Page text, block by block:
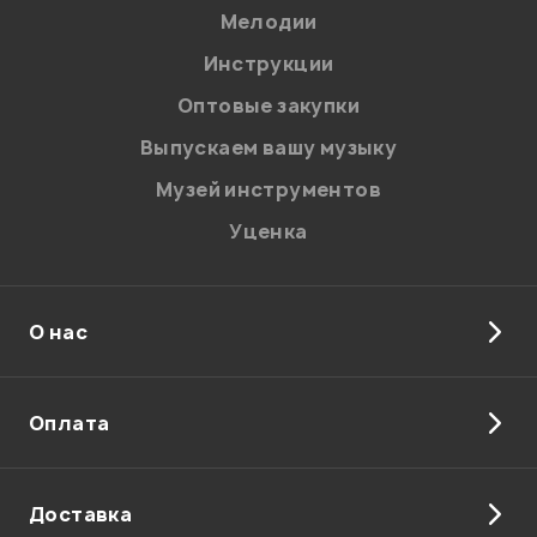
Мелодии
Инструкции
Оптовые закупки
Выпускаем вашу музыку
Музей инструментов
Уценка
О нас
Оплата
Доставка